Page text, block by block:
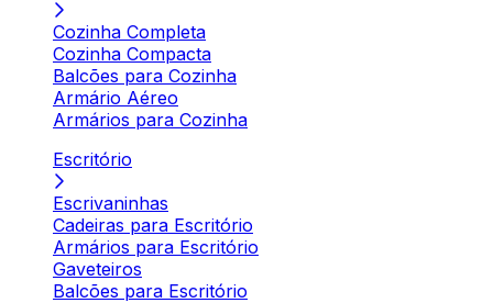
Cozinha Completa
Cozinha Compacta
Balcões para Cozinha
Armário Aéreo
Armários para Cozinha
Escritório
Escrivaninhas
Cadeiras para Escritório
Armários para Escritório
Gaveteiros
Balcões para Escritório